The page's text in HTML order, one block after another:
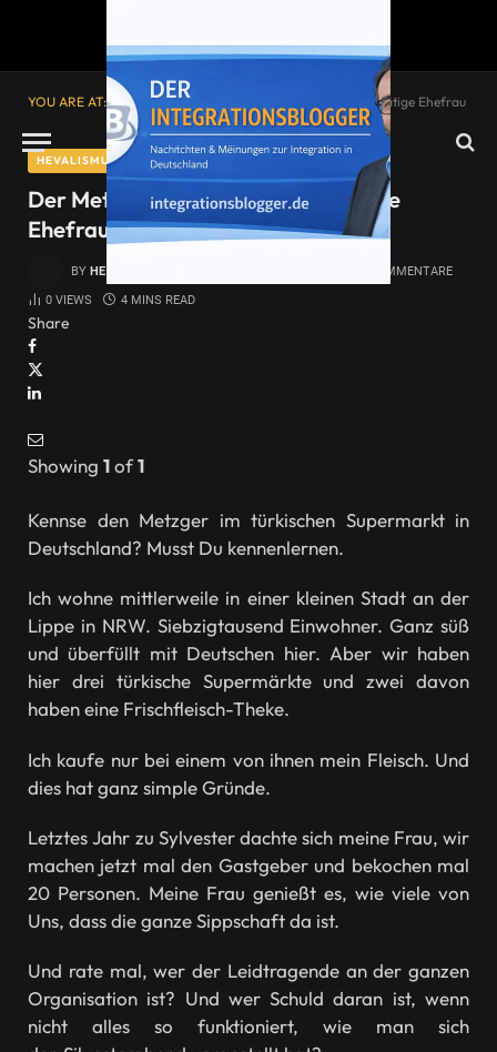
YOU ARE AT: Startseite» Der Metzger und meine gewalttätige Ehefrau
HEVALISMUS
Der Metzger und meine gewalttätige
Ehefrau
BY HEVALISMUS KEINE KOMMENTARE
0 VIEWS 4 MINS READ
Share
Showing 1of1
Kennse den Metzger im türkischen Supermarkt in
Deutschland? Musst Du kennenlernen.
Ich wohne mittlerweile in einer kleinen Stadt an der
Lippe in NRW. Siebzigtausend Einwohner. Ganz süß
und überfüllt mit Deutschen hier. Aber wir haben
hier drei türkische Supermärkte und zwei davon
haben eine Frischfleisch-Theke.
Ich kaufe nur bei einem von ihnen mein Fleisch. Und
dies hat ganz simple Gründe.
Letztes Jahr zu Sylvester dachte sich meine Frau, wir
machen jetzt mal den Gastgeber und bekochen mal
20 Personen. Meine Frau genießt es, wie viele von
Uns, dass die ganze Sippschaft da ist.
Und rate mal, wer der Leidtragende an der ganzen
Organisation ist? Und wer Schuld daran ist, wenn
nicht alles so funktioniert, wie man sich